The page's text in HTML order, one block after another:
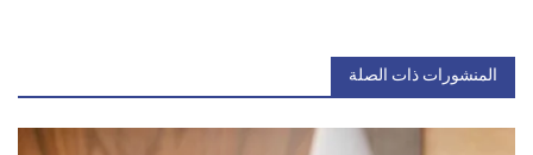
المنشورات ذات الصلة